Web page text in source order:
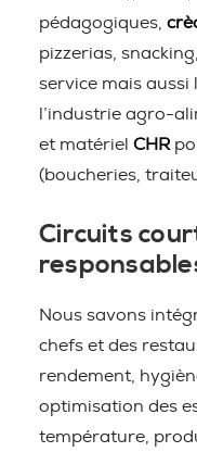
pédagogiques,
pizzerias,
service mais aussi
l’industrie agro-
et matériel CHR
(boucheries,
Circuits
Nous savons
chefs et des
rendement,
optimisation des
température,